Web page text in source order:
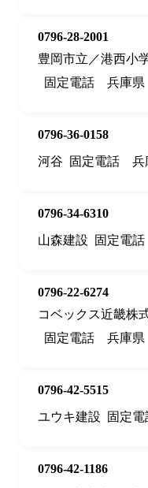
0796-28-2001
豊岡市立／港西小
固定電話
兵庫県
0796-36-0158
河谷
固定電話 兵
0796-34-6310
山森建設
固定電話
0796-22-6274
コベックス近畿株
固定電話
兵庫県
0796-42-5515
ユウキ建設
固定電
0796-42-1186